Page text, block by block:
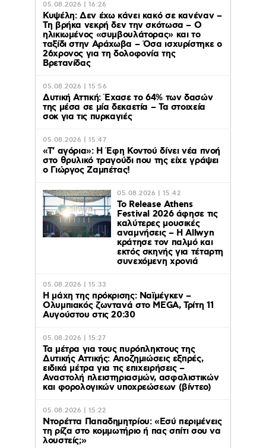
05.08.2026 | 16:26
Κυψέλη: Δεν έχω κάνει κακό σε κανέναν –
Τη βρήκα νεκρή δεν την σκότωσα – Ο
ηλικιωμένος «συμβουλάτορας» και το
ταξίδι στην Αράχωβα – Όσα ισχυρίστηκε ο
26χρονος για τη δολοφονία της
Βρετανίδας
05.08.2026 | 15:56
Δυτική Αττική: Έχασε το 64% των δασών
της μέσα σε μία δεκαετία – Τα στοιχεία
σοκ για τις πυρκαγιές
05.08.2026 | 15:47
«Τ’ αγόρια»: Η Έφη Κοντού δίνει νέα πνοή
στο θρυλικό τραγούδι που της είχε γράψει
ο Γιώργος Ζαμπέτας!
05.08.2026 | 15:42
Το Release Athens
Festival 2026 άφησε τις
καλύτερες μουσικές
αναμνήσεις – Η Allwyn
κράτησε τον παλμό και
εκτός σκηνής για τέταρτη
συνεχόμενη χρονιά
05.08.2026 | 15:33
Η μάχη της πρόκρισης: Ναϊμέγκεν –
Ολυμπιακός ζωντανά στο MEGA, Τρίτη 11
Αυγούστου στις 20:30
05.08.2026 | 15:27
Τα μέτρα για τους πυρόπληκτους της
Δυτικής Αττικής: Αποζημιώσεις εξπρές,
ειδικά μέτρα για τις επιχειρήσεις –
Αναστολή πλειστηριασμών, ασφαλιστικών
και φορολογικών υποχρεώσεων (βίντεο)
05.08.2026 | 15:22
Ντορέττα Παπαδημητρίου: «Εσύ περιμένεις
τη ρίζα στο κομμωτήριο ή πας σπίτι σου να
λουστείς;»